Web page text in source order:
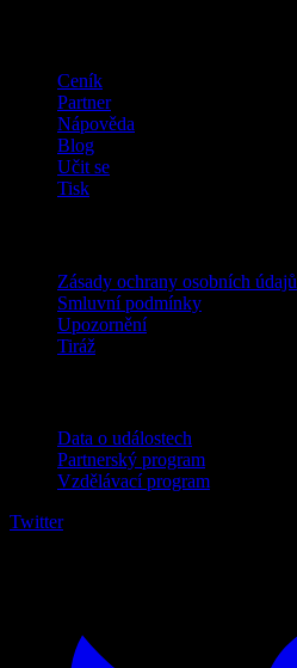
Ceník
Partner
Nápověda
Blog
Učit se
Tisk
Zásady ochrany osobních údajů
Smluvní podmínky
Upozornění
Tiráž
Data o událostech
Partnerský program
Vzdělávací program
Twitter